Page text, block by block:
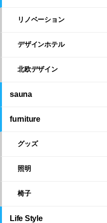
リノベーション
デザインホテル
北欧デザイン
sauna
furniture
グッズ
照明
椅子
Life Style